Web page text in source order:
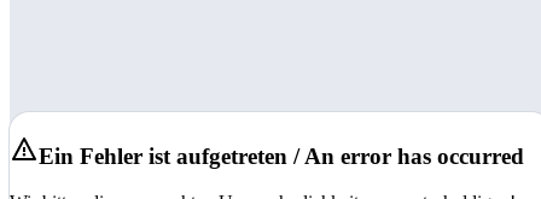
Ein Fehler ist aufgetreten / An error has occurred